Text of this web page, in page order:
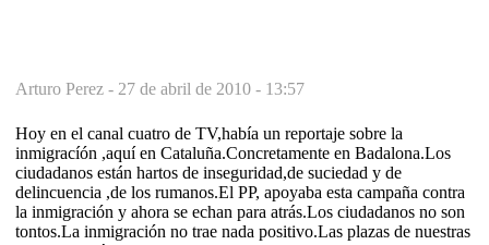
Arturo Perez - 27 de abril de 2010 - 13:57
Hoy en el canal cuatro de TV,había un reportaje sobre la
inmigracíón ,aquí en Cataluña.Concretamente en Badalona.Los
ciudadanos están hartos de inseguridad,de suciedad y de
delincuencia ,de los rumanos.El PP, apoyaba esta campaña contra
la inmigración y ahora se echan para atrás.Los ciudadanos no son
tontos.La inmigración no trae nada positivo.Las plazas de nuestras